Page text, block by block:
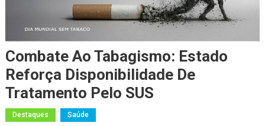
Combate Ao Tabagismo: Estado
Reforça Disponibilidade De
Tratamento Pelo SUS
Destaques Saúde